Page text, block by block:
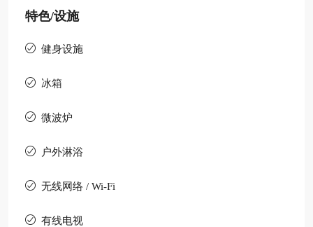
特色/设施
健身设施
冰箱
微波炉
户外淋浴
无线网络 / Wi-Fi
有线电视